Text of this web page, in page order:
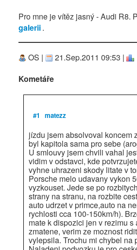
Pro mne je vítěz jasný - Audi R8.
galerii.
OS | 21.Sep.2011 09:53 |
Kometáře
#1 matezz
jízdu jsem absolvoval koncem
byl kapitola sama pro sebe
U smlouvy jsem chvili vahal
vidim v odstavci, kde
vyhne uhrazeni skody litate v
Porsche melo udavany vykon
vyzkouset. Jede se po
strany na stranu, na rozbite
auto udrzet v primce,auto na
rychlosti cca 100-150km/h).
mate k dispozici jen v rezimu
zmatene, verim ze moznost
vylepsila. Trochu mi chybel na